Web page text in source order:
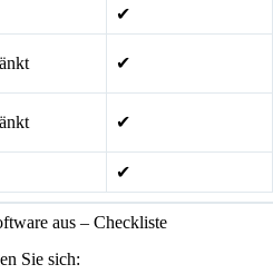
✔
✔
✔
✔
aus – Checkliste
Sie sich: